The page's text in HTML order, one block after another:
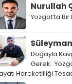
Nurullah
Yozgat’ta Bir
Doğayla
Gerek:
Hareketliliği